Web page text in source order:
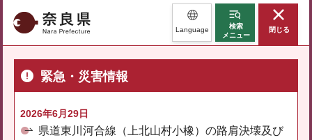
奈良県 Language
検索
メニュー
閉じる
緊急・災害情報
2026年6月29日
県道東川河合線（上北山村小橡）の路肩決壊及び